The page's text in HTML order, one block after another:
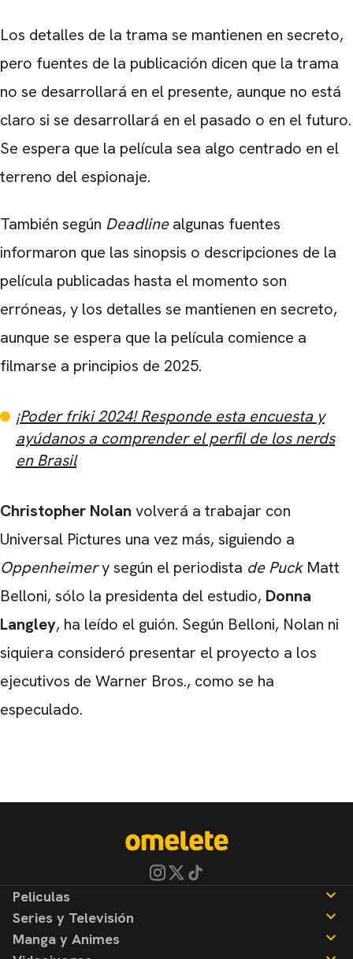
Los detalles de la trama se mantienen en secreto,
pero fuentes de la publicación dicen que la trama
no se desarrollará en el presente, aunque no está
claro si se desarrollará en el pasado o en el futuro.
Se espera que la película sea algo centrado en el
terreno del espionaje.
También según Deadlinealgunas fuentes
informaron que las sinopsis o descripciones de la
película publicadas hasta el momento son
erróneas, y los detalles se mantienen en secreto,
aunque se espera que la película comience a
filmarse a principios de 2025.
¡Poder friki 2024! Responde esta encuesta y
ayúdanos a comprender el perfil de los nerds
en Brasil
Christopher Nolan volverá a trabajar con
Universal Pictures una vez más, siguiendo a
Oppenheimery según el periodista de PuckMatt
Belloni, sólo la presidenta del estudio, Donna
Langley, ha leído el guión. Según Belloni, Nolan ni
siquiera consideró presentar el proyecto a los
ejecutivos de Warner Bros., como se ha
especulado.
CARREGANDO PUBLICIDADE
Peliculas
Noticias
Reseñas
Series y Televisión
Noticias
Manga y Animes